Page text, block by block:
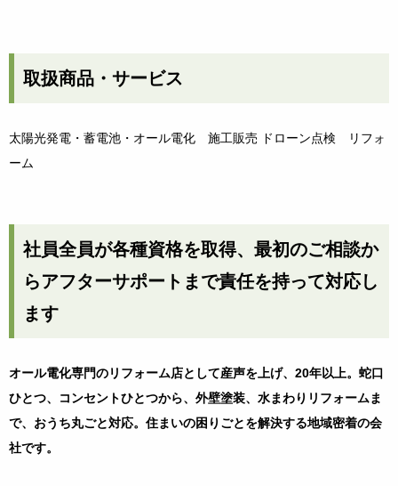
取扱商品・サービス
太陽光発電・蓄電池・オール電化 施工販売 ドローン点検 リフォ
ーム
社員全員が各種資格を取得、最初のご相談か
らアフターサポートまで責任を持って対応し
ます
オール電化専門のリフォーム店として産声を上げ、 20年以上。蛇口
ひとつ、コンセントひとつから、外壁塗装、水まわりリフォームま
で、おうち丸ごと対応。住まいの困りごとを解決する地域密着の会
社です。